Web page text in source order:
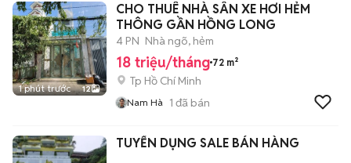
1 phút trước 12
CHO THUÊ NHÀ SÂN XE HƠI HẺM
THÔNG GẦN HỒNG LONG
4 PN Nhà ngõ, hẻm
18 triệu/tháng 72 m²
Tp Hồ Chí Minh
Nam Hà 1 đã bán
TUYỂN DỤNG SALE BÁN HÀNG